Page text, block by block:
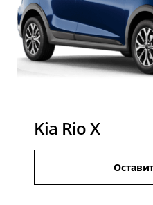
Kia Rio X